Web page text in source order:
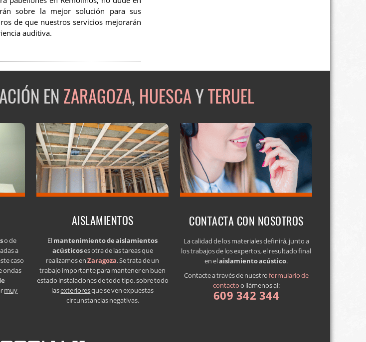
sobre la mejor solución para sus
de que nuestros servicios mejorarán
auditiva.
ENZARAGOZA, HUESCAYTERUEL
o de
a
caso
ondas
muy
AISLAMIENTOS
Elmantenimiento de aislamientos
acústicoses otra de las tareas que
realizamos enZaragoza. Se trata de un
trabajo importante para mantener en buen
estado instalaciones de todo tipo, sobre todo
lasexterioresque se ven expuestas
circunstancias negativas.
CONTACTA CON NOSOTROS
La calidad de los materiales definirá, junto a
los trabajos de los expertos, el resultado final
en elaislamiento acústico.
Contacte a través de nuestroformulario de
contactoo llámenos al:
609 342 344